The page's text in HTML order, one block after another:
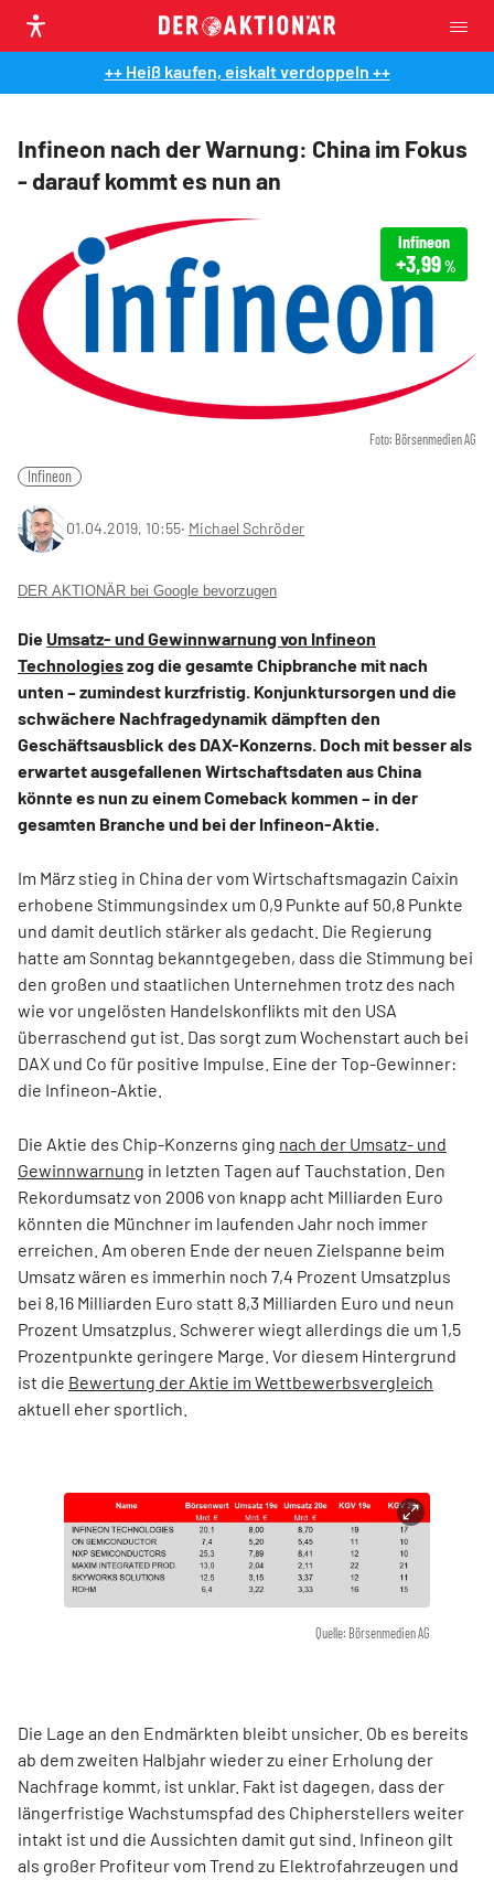
++ Heiß kaufen, eiskalt verdoppeln ++
Infineon nach der Warnung: China im Fokus
- darauf kommt es nun an
Foto: Börsenmedien AG
Infineon
+3,99%
Infineon
01.04.2019, 10:55‧ Michael Schröder
DER AKTIONÄR bei Google bevorzugen
DieUmsatz- und Gewinnwarnung von Infineon
Technologieszog die gesamte Chipbranche mit nach
unten – zumindest kurzfristig. Konjunktursorgen und die
schwächere Nachfragedynamik dämpften den
Geschäftsausblick des DAX-Konzerns. Doch mit besser als
erwartet ausgefallenen Wirtschaftsdaten aus China
könnte es nun zu einem Comeback kommen – in der
gesamten Branche und bei der Infineon-Aktie.
Im März stieg in China der vom Wirtschaftsmagazin Caixin
erhobene Stimmungsindex um 0,9 Punkte auf 50,8 Punkte
und damit deutlich stärker als gedacht. Die Regierung
hatte am Sonntag bekanntgegeben, dass die Stimmung bei
den großen und staatlichen Unternehmen trotz des nach
wie vor ungelösten Handelskonflikts mit den USA
überraschend gut ist. Das sorgt zum Wochenstart auch bei
DAX und Co für positive Impulse. Eine der Top-Gewinner:
die Infineon-Aktie.
Die Aktie des Chip-Konzerns ging nach der Umsatz- und
Gewinnwarnung in letzten Tagen auf Tauchstation. Den
Rekordumsatz von 2006 von knapp acht Milliarden Euro
könnten die Münchner im laufenden Jahr noch immer
erreichen. Am oberen Ende der neuen Zielspanne beim
Umsatz wären es immerhin noch 7,4 Prozent Umsatzplus
bei 8,16 Milliarden Euro statt 8,3 Milliarden Euro und neun
Prozent Umsatzplus. Schwerer wiegt allerdings die um 1,5
Prozentpunkte geringere Marge. Vor diesem Hintergrund
ist die Bewertung der Aktie im Wettbewerbsvergleich
aktuell eher sportlich.
Quelle: Börsenmedien AG
Die Lage an den Endmärkten bleibt unsicher. Ob es bereits
ab dem zweiten Halbjahr wieder zu einer Erholung der
Nachfrage kommt, ist unklar. Fakt ist dagegen, dass der
längerfristige Wachstumspfad des Chipherstellers weiter
intakt ist und die Aussichten damit gut sind. Infineon gilt
als großer Profiteur vom Trend zu Elektrofahrzeugen und